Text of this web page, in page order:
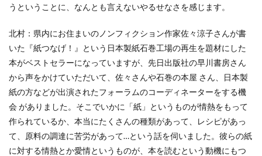
うということに、なんとも言えないやるせなさを感じます。
北村：県内にお住まいのノンフィクション作家佐々涼子さんが書
いた『紙つなげ！』という日本製紙石巻工場の再生を題材にした
本がベストセラーになっていますが、先日出版社の早川書房さん
から声をかけていただいて、佐々さんや石巻の本屋 さん、日本製
紙の方などが出演されたフォーラムのコーディネーターをする機
会 がありました。そこでいかに「紙」というものが情熱をもって
作られているか、本当にたくさんの種類があって、レシピがあっ
て、原料の調達に苦労があって…という話を伺いました。彼らの紙
に対する情熱とか愛情というものが、本を読むという動機にもつ
いじめ
いっせい防災行動訓練
イベント
インキローラー
インキ使用量削減
インク
インターン
インターンシップ
インターンシップの推進に当たっての基本的考え方
インターン生
インドネシア
インナージャーニー
ヴィクトリア朝
ウィルス
ウイルス
ヴィンテージ
ウエディングボード
うちき
エコ
エシカル エチュベ
エトゥフェ